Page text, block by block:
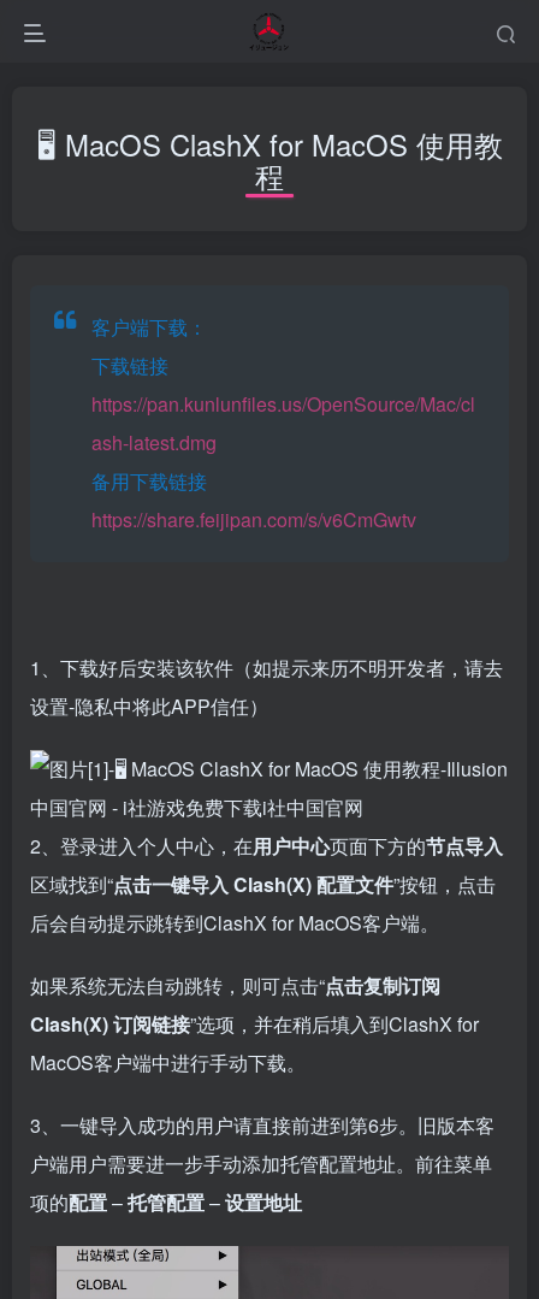
🖥️ MacOS ClashX for MacOS 使用教
程
客户端下载：
下载链接
https://pan.kunlunfiles.us/OpenSource/Mac/cl
ash-latest.dmg
备用下载链接
https://share.feijipan.com/s/v6CmGwtv
1、下载好后安装该软件（如提示来历不明开发者，请去
设置-隐私中将此APP信任）
2、登录进入个人中心，在用户中心页面下方的节点导入
区域找到“点击一键导入 Clash(X) 配置文件”按钮，点击
后会自动提示跳转到ClashX for MacOS客户端。
如果系统无法自动跳转，则可点击“点击复制订阅
Clash(X) 订阅链接”选项，并在稍后填入到ClashX for
MacOS客户端中进行手动下载。
3、一键导入成功的用户请直接前进到第6步。旧版本客
户端用户需要进一步手动添加托管配置地址。前往菜单
项的配置–托管配置–设置地址